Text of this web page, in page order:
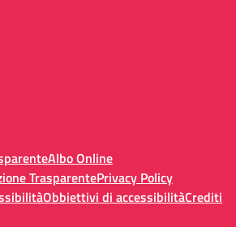
Albo Online
TrasparentePrivacy Policy
Obbiettivi di accessibilitàCrediti